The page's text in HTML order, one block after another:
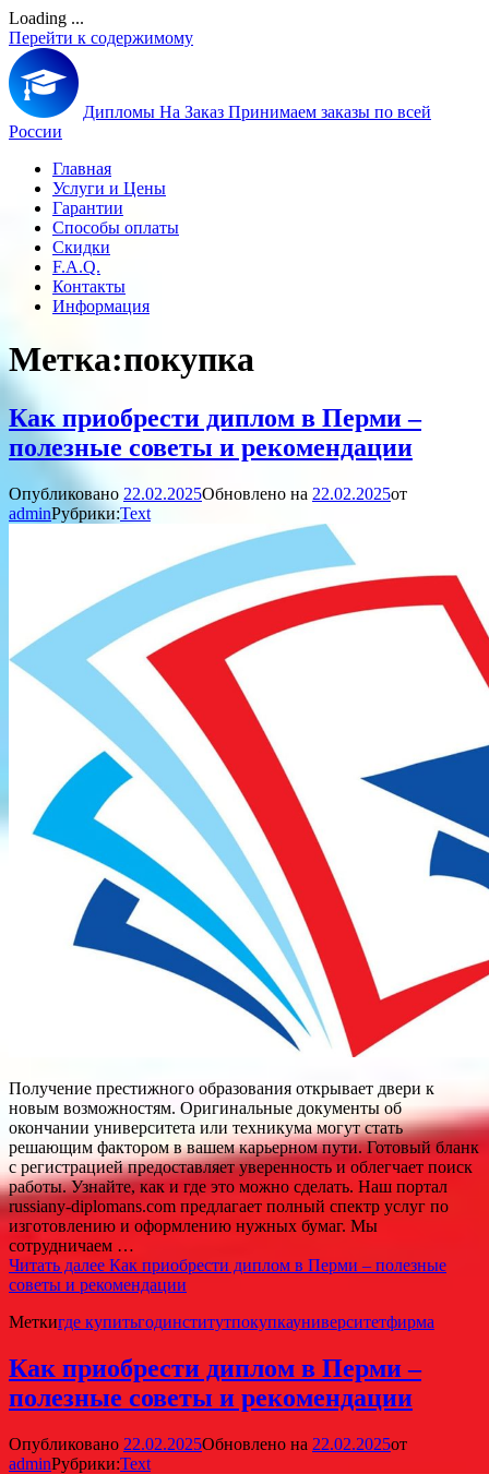
Loading ...
Перейти к содержимому
Дипломы На Заказ Принимаем заказы по всей
России
Главная
Услуги и Цены
Гарантии
Способы оплаты
Скидки
F.A.Q.
Контакты
Информация
Метка:покупка
Как приобрести диплом в Перми –
полезные советы и рекомендации
Опубликовано 22.02.2025Обновлено на 22.02.2025от
adminРубрики:Text
Получение престижного образования открывает двери к
новым возможностям. Оригинальные документы об
окончании университета или техникума могут стать
решающим фактором в вашем карьерном пути. Готовый бланк
с регистрацией предоставляет уверенность и облегчает поиск
работы. Узнайте, как и где это можно сделать. Наш портал
russiany-diplomans.com предлагает полный спектр услуг по
изготовлению и оформлению нужных бумаг. Мы
сотрудничаем …
Читать далее Как приобрести диплом в Перми – полезные
советы и рекомендации
Меткигде купитьгодинститутпокупкауниверситетфирма
Как приобрести диплом в Перми –
полезные советы и рекомендации
Опубликовано 22.02.2025Обновлено на 22.02.2025от
adminРубрики:Text